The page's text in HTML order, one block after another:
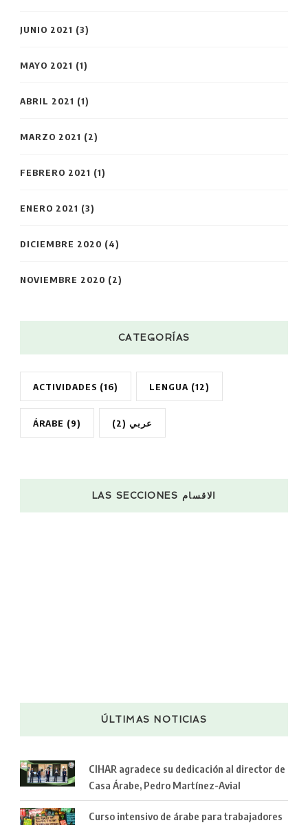
JUNIO 2021 (3)
MAYO 2021 (1)
ABRIL 2021 (1)
MARZO 2021 (2)
FEBRERO 2021 (1)
ENERO 2021 (3)
DICIEMBRE 2020 (4)
NOVIEMBRE 2020 (2)
CATEGORÍAS
ACTIVIDADES (16) LENGUA (12)
ÁRABE (9) عربي (2)
LAS SECCIONES الاقسام
ÚLTIMAS NOTICIAS
CIHAR agradece su dedicación al director de
Casa Árabe, Pedro Martínez-Avial
Curso intensivo de árabe para trabajadores